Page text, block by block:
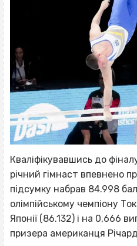
Кваліфікувавшись до
річний гімнаст впевнено
підсумку набрав 84.998
олімпійському чемпіону
Японії (86.132) і на 0,666
призера американця